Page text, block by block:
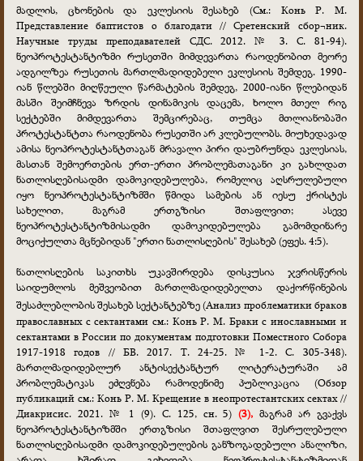
მადლის, ცხონების და ეკლესიის შესახებ
(См.: Конь Р. М.
Представление баптистов о благодати // Сретенский сбор¬ник.
Научные труды преподавателей СДС. 2012. № 3. С. 81-94).
ნეოპროტესტანტიზმი რუსეთში მიმდევართა რაოდენობით მეორე
ადგილზეა რუსეთის მართლმადიდებელი ეკლესიის შემდეგ. 1990-
იან წლებში მიღწეული წარმატების შემდეგ, 2000-იანი წლებიდან
მასში შეიმჩნევა ზრდის დინამიკის დაცემა, ხოლო მთელ რიგ
სექტებში მიმდევართა შემცირებაც, თუმცა მთლიანობაში
პროტესტანტთა რაოდენობა რუსეთში არ კლებულობს. მიუხედავად
ამისა ნეოპროტესტანტთაგან მრავალი პირი დაუბრუნდა ეკლესიას,
მასთან შემოერთების ერთ-ერთი პრობლემათაგანი კი გახლდათ
ნათლისღებისადმი დამოკიდებულება, რომელიც აღსრულებული
იყო ნეოპროტესტანტიზმში წმიდა სამების ან იესუ ქრისტეს
სახელით, მაგრამ ერთგზისი შთაფლვით; ასევე
ნეოპროტესტანტიზმისადმი დამოკიდებულება გამომდინარე
მოციქულთა მცნებიდან "ერთი ნათლისღების" შესახებ (ეფეს. 4:5).
ნათლისღების საკითხს უკავშირდება დისკუსია ჯვრისწერის
საიდუმლოს მეშვეობით მართლმადიდებელთა დაქორწინების
შესაძლებლობის შესახებ სექტანტებზე(Анализ проблематики браков
православных с сектантами см.: Конь Р. М. Браки с инославными и
сектантами в России по документам подготовки Поместного Собора
1917-1918 годов // БВ. 2017. Т. 24-25. № 1-2. С. 305-348).
მართლმადიდებლურ ანტისექტანტურ ლიტერატურაში ამ
პრობლემატიკას ეძღვნება რამოდენიმე პუბლიკაცია (Обзор
публикаций см.: Конь Р. М. Крещение в неопротестантских сектах //
Диакрисис. 2021. № 1 (9). С. 125, сн. 5)(3), მაგრამ არ გვაქვს
ნეოპროტესტანტიზმში ერთგზისი შთაფლვით შესრულებული
ნათლისღებისადმი დამოკიდებულების განზოგადებული ანალიზი,